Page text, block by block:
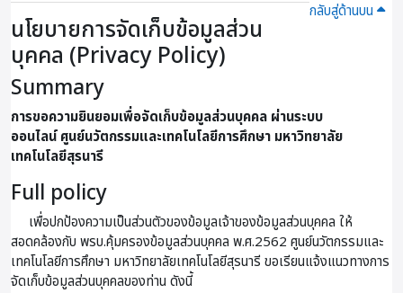
กลับสู่ด้านบน
นโยบายการจัดเก็บข้อมูลส่วน
บุคคล (Privacy Policy)
Summary
การขอความยินยอมเพื่อจัดเก็บข้อมูลส่วนบุคคล ผ่านระบบ
ออนไลน์ศูนย์นวัตกรรมและเทคโนโลยีการศึกษา มหาวิทยาลัย
เทคโนโลยีสุรนารี
Full policy
เพื่อปกป้องความเป็นส่วนตัวของข้อมูลเจ้าของข้อมูลส่วนบุคคล ให้
สอดคล้องกับ พรบ.คุ้มครองข้อมูลส่วนบุคคล พ.ศ.2562 ศูนย์นวัตกรรมและ
เทคโนโลยีการศึกษา มหาวิทยาลัยเทคโนโลยีสุรนารี ขอเรียนแจ้งแนวทางการ
จัดเก็บข้อมูลส่วนบุคคลของท่าน ดังนี้